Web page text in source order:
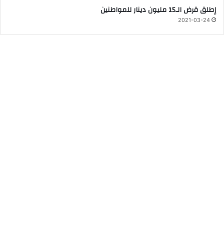
إطلق قرض الـ15 مليون دينار للمواطنين
2021-03-24